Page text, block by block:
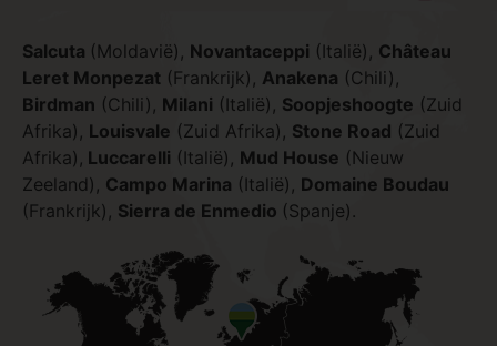
Salcuta (Moldavië), Novantaceppi (Italië), Château
Leret Monpezat (Frankrijk), Anakena (Chili),
Birdman (Chili), Milani (Italië), Soopjeshoogte (Zuid
Afrika), Louisvale (Zuid Afrika), Stone Road (Zuid
Afrika), Luccarelli (Italië), Mud House (Nieuw
Zeeland), Campo Marina (Italië), Domaine Boudau
(Frankrijk), Sierra de Enmedio (Spanje).